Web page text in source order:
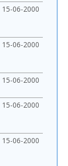
15-06-2000
15-06-2000
15-06-2000
15-06-2000
15-06-2000